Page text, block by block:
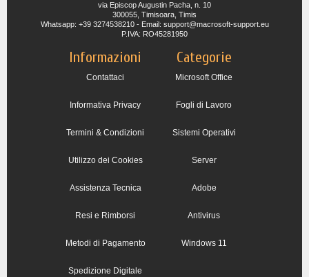
via Episcop Augustin Pacha, n. 10
300055, Timisoara, Timis
Whatsapp: +39 3274538210 - Email: support@macrosoft-support.eu
P.IVA: RO45281950
Informazioni
Contattaci
Informativa Privacy
Termini & Condizioni
Utilizzo dei Cookies
Assistenza Tecnica
Resi e Rimborsi
Metodi di Pagamento
Spedizione Digitale
Categorie
Microsoft Office
Fogli di Lavoro
Sistemi Operativi
Server
Adobe
Antivirus
Windows 11